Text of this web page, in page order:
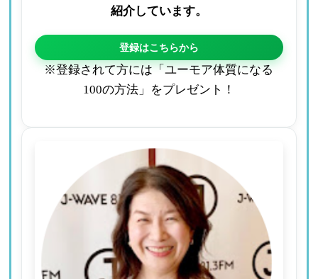
紹介しています。
登録はこちらから
※登録されて方には「ユーモア体質になる
100の方法」をプレゼント！